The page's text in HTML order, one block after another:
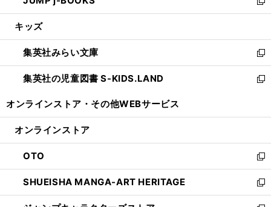
開
ウ
開
く
ン
ウ
で
開
く
い
ウ
ン
ド
ウ
で
新
し
ウ
ィ
ン
ド
開
キッズ
集英社みらい文庫
新
し
い
ン
ウ
で
開
く
集英社の児童図書 S-KIDS.LAND
新
ウ
ン
ド
ウ
で
開
オンラインストア・ その他WEBサービス
オンラインストア
OTO
新
し
い
ウ
SHUEISHA MANGA-ART HERITAGE
新
し